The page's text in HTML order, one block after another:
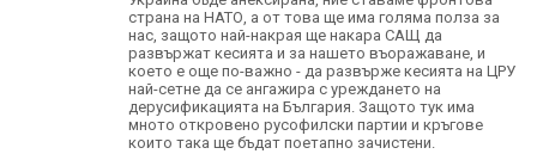
страна на НАТО, а от това ще има голяма полза за
нас, защото най-накрая ще накара САЩ да
развържат кесията и за нашето въоражаване, и
което е още по-важно - да развърже кесията на ЦРУ
най-сетне да се ангажира с уреждането на
дерусификацията на България. Защото тук има
мното откровено русофилски партии и кръгове
които така ще бъдат поетапно зачистени.